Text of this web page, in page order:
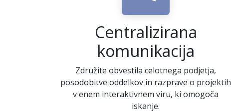
Centralizirana
komunikacija
Združite obvestila celotnega podjetja,
posodobitve oddelkov in razprave o projektih
v enem interaktivnem viru, ki omogoča
iskanje.